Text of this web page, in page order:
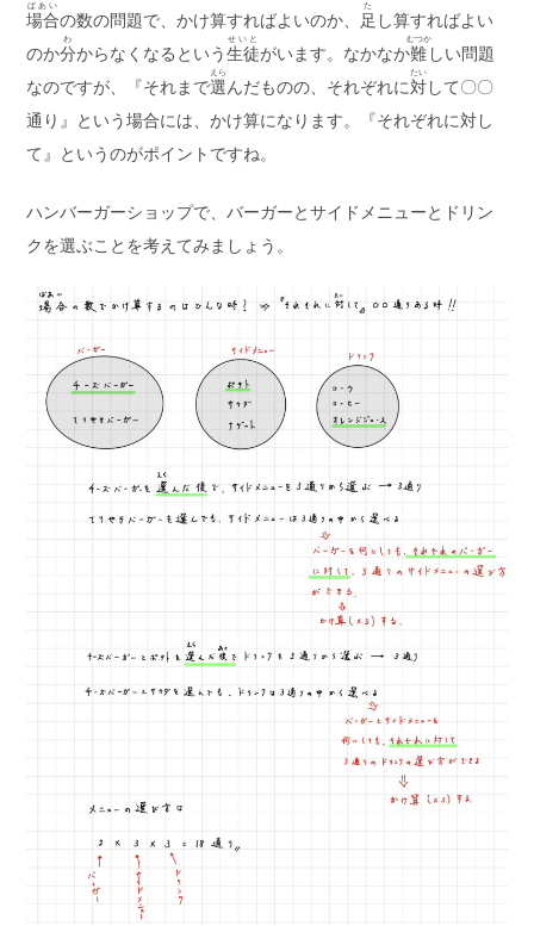
場合
ばあい
の数の問題で、かけ算すればよいのか、 足
た
し算すればよい
のか分
わ
からなくなるという生徒
せいと
がいます。なかなか難
むつか
しい問題
なのですが、『それまで選
えら
んだものの、それぞれに対
たい
して〇〇
通り』という場合には、かけ算になります。『それぞれに対し
て』というのがポイントですね。
ハンバーガーショップで、バーガーとサイドメニューとドリン
クを選ぶことを考えてみましょう。